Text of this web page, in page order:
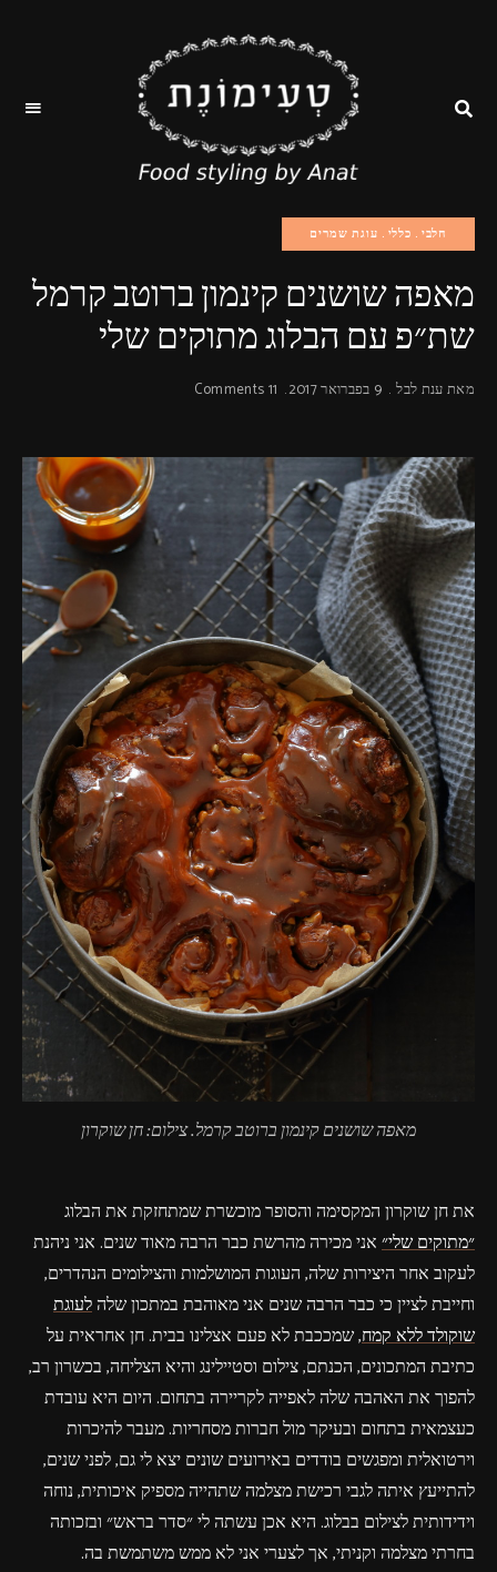
טעימונת
סטייליסטית
מזון
כעשור,
לצילום
ומתכונאית.
כוללת
פוד
לצילומי
אריזה,
צילומי
וידאו,
פרסומות,
מדיה
דיגיטלית
ועוד.
חלבי כללי עוגת שמרים
מאפה שושנים קינמון ברוטב קרמל
שת״פ עם הבלוג מתוקים שלי
מאתענת לבל 9 בפברואר 2017 11 Comments
מאפה שושנים קינמון ברוטב קרמל. צילום: חן שוקרון
את חן שוקרון המקסימה והסופר מוכשרת שמתחזקת את הבלוג
״מתוקים שלי״אני מכירה מהרשת כבר הרבה מאוד שנים. אני ניהנת
לעקוב אחר היצירות שלה, העוגות המושלמות והצילומים הנהדרים,
וחייבת לציין כי כבר הרבה שנים אני מאוהבת במתכון שלהלעוגת
שוקולד ללא קמח, שמככבת לא פעם אצלינו בבית. חן אחראית על
כתיבת המתכונים, הכנתם, צילום וסטיילינג והיא הצליחה, בכשרון רב,
להפוך את האהבה שלה לאפייה לקריירה בתחום. היום היא עובדת
כעצמאית בתחום ובעיקר מול חברות מסחריות. מעבר להיכרות
וירטואלית ומפגשים בודדים באירועים שונים יצא לי גם, לפני שנים,
להתייעץ איתה לגבי רכישת מצלמה שתהייה מספיק איכותית, נוחה
וידידותית לצילום בבלוג. היא אכן עשתה לי ״סדר בראש״ ובזכותה
בחרתי מצלמה וקניתי, אך לצערי אני לא ממש משתמשת בה.